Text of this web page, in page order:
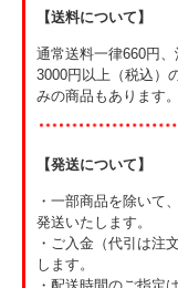
第7条（免責事項）
・安全管理には十分配
および体調管理にご留
・イベント参加中およ
不良、紛失・盗難等に
中止となる場合がありま
第8条（撮影・広報）
・イベント中に撮影さ
させていただく場合が
※掲載に支障がある場
【送料について】
通常送料一律660円、
3000円以上（税込）
みの商品もあります。
【発送について】
・一部商品を除いて
発送いたします。
・ご入金（代引は注
します。